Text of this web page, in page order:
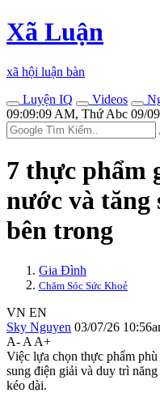
Xã Luận
xã hội luận bàn
Luyện IQ
Videos
09:09:09 AM, Thứ Abc 09/
7 thực phẩm
nước và tăng
bên trong
Gia Đình
Chăm Sóc Sức Khoẻ
VN EN
Sky Nguyen 03/07/26
A- A A+
Việc lựa chọn thực phẩm
sung điện giải và duy trì
kéo dài.